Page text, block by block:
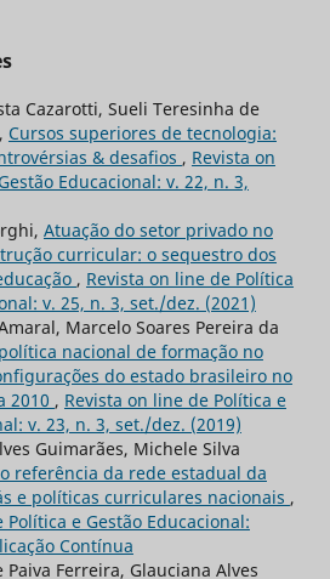
Cazarotti, Sueli Teresinha de
Cursos superiores de tecnologia:
& desafios , Revista on
Educacional: v. 22, n. 3,
Atuação do setor privado no
curricular: o sequestro dos
, Revista on line de Política
v. 25, n. 3, set./dez. (2021)
Marcelo Soares Pereira da
nacional de formação no
do estado brasileiro no
2010 , Revista on line de Política e
v. 23, n. 3, set./dez. (2019)
Guimarães, Michele Silva
referência da rede estadual da
e políticas curriculares nacionais ,
e Gestão Educacional:
Contínua
Paiva Ferreira, Glauciana Alves